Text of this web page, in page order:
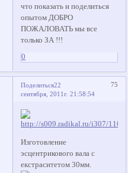
что показать и поделиться
опытом ДОБРО
ПОЖАЛОВАТЬ мы все
только ЗА !!!
0
Поделиться 75
22
сентября, 2011г. 21:58:54
Изготовление
эсцентрикового вала с
екстраситетом 30мм.